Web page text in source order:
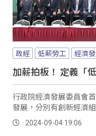
政經 低薪勞工 經濟
加薪拍板！ 定義「
行政院經濟發展委員會
發展，分別有創新經濟
2024-09-04 19:06